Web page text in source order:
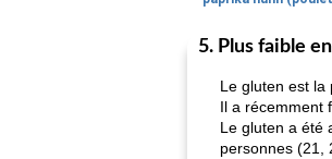
5. Plus faible
Le gluten est la
Il a récemment
Le gluten a été
personnes (21,